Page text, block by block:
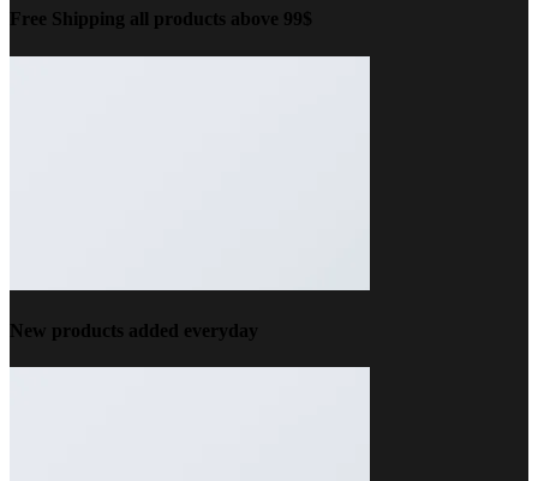
Free Shipping all products above 99$
New products added everyday